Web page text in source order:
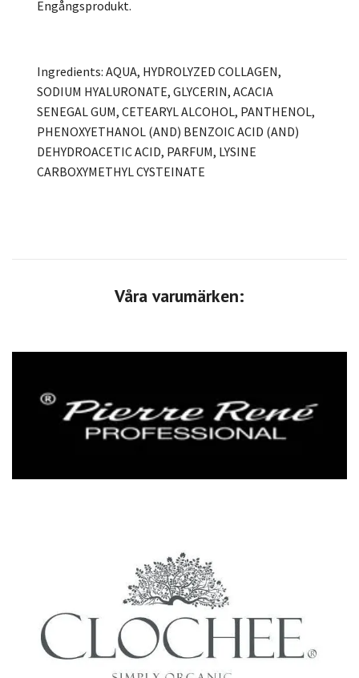
Våra varumärken:
Engångsprodukt.
Ingredients: AQUA, HYDROLYZED COLLAGEN,
SODIUM HYALURONATE, GLYCERIN, ACACIA
SENEGAL GUM, CETEARYL ALCOHOL, PANTHENOL,
PHENOXYETHANOL (AND) BENZOIC ACID (AND)
DEHYDROACETIC ACID, PARFUM, LYSINE
CARBOXYMETHYL CYSTEINATE